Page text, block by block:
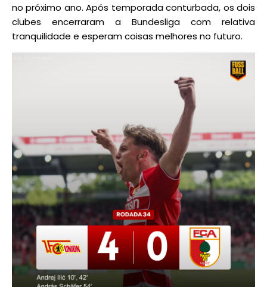
no próximo ano. Após temporada conturbada, os dois
clubes encerraram a Bundesliga com relativa
tranquilidade e esperam coisas melhores no futuro.